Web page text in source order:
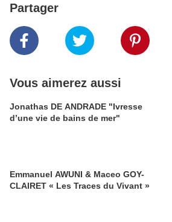
Partager
Vous aimerez aussi
Jonathas DE ANDRADE "Ivresse
d’une vie de bains de mer"
Emmanuel AWUNI & Maceo GOY-
CLAIRET « Les Traces du Vivant »